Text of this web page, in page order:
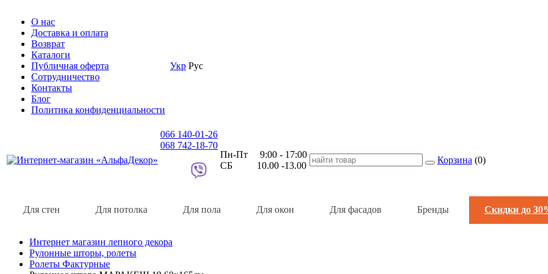
О нас
Доставка и оплата
Возврат
Каталоги
Публичная оферта
Сотрудничество
Контакты
Блог
Политика конфиденциальности
Укр Рус
066 140-01-26
068 742-18-70
Пн-Пт 9:00 - 17:00
СБ 10.00 -13.00
Корзина (0)
Для стен Для потолка Для пола Для окон Для фасадов Бренды Скидки до
Интернет магазин лепного декора
Рулонные шторы, ролеты
Ролеты Фактурные